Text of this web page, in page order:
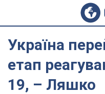
Україна
етап
19, – Ляшко